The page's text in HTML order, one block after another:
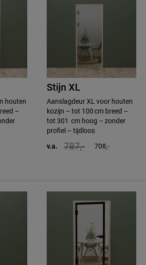
houten
–
Stijn XL
Aanslagdeur XL voor houten
kozijn – tot 100 cm breed –
tot 301 cm hoog – zonder
profiel – tijdloos
v.a.
787,- 708,-